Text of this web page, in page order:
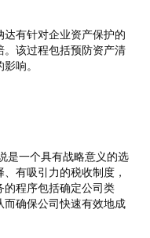
有针对企业资产保护的
。该过程包括预防资产清
响。
是一个具有战略意义的选
有吸引力的税收制度，
的程序包括确定公司类
而确保公司快速有效地成